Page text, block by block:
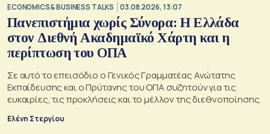
ECONOMICS & BUSINESS TALKS 03.08.2026, 13:07
Πανεπιστήμια χωρίς Σύνορα: Η Ελλάδα
στον Διεθνή Ακαδημαϊκό Χάρτη και η
περίπτωση του ΟΠΑ
Σε αυτό το επεισόδιο o Γενικός Γραμματέας Ανώτατης
Εκπαίδευσης και ο Πρύτανης του ΟΠΑ συζητούν για τις
ευκαιρίες, τις προκλήσεις και το μέλλον της διεθνοποίησης.
Ελένη Στεργίου